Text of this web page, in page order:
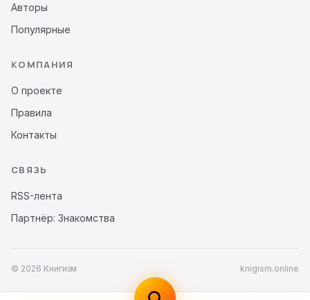
Авторы
Популярные
КОМПАНИЯ
О проекте
Правила
Контакты
СВЯЗЬ
RSS-лента
Партнёр: Знакомства
© 2026 Книгизм knigism.online